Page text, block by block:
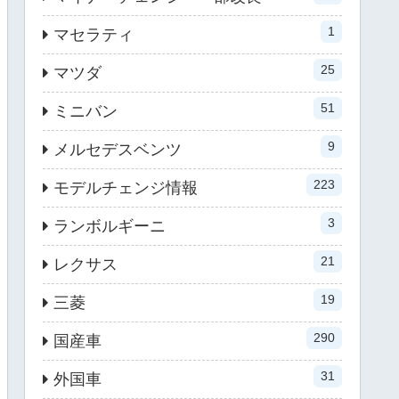
マセラティ 1
マツダ 25
ミニバン 51
メルセデスベンツ 9
モデルチェンジ情報 223
ランボルギーニ 3
レクサス 21
三菱 19
国産車 290
外国車 31